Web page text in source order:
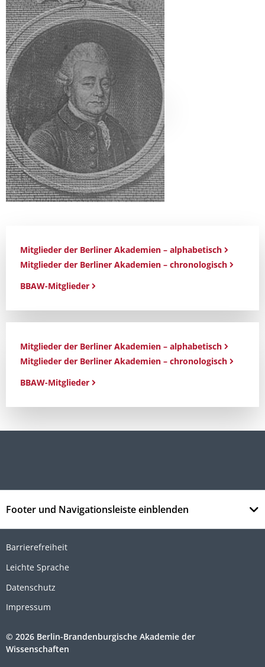
Mitglieder der Berliner Akademien – alphabetisch
Mitglieder der Berliner Akademien – chronologisch
BBAW-Mitglieder
Mitglieder der Berliner Akademien – alphabetisch
Mitglieder der Berliner Akademien – chronologisch
BBAW-Mitglieder
Footer und Navigationsleiste einblenden
Barrierefreiheit
Leichte Sprache
Datenschutz
Impressum
© 2026 Berlin-Brandenburgische Akademie der
Wissenschaften